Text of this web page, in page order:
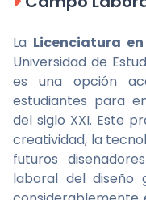
La Licenciatura
Universidad de
es una opción
estudiantes para
del siglo XXI. Este
creatividad, la
futuros
laboral del diseño